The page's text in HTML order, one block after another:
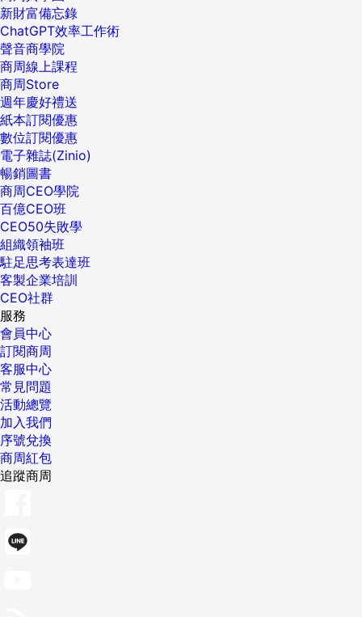
新財富備忘錄
ChatGPT效率工作術
聲音商學院
商周線上課程
商周Store
週年慶好禮送
紙本訂閱優惠
數位訂閱優惠
電子雜誌(Zinio)
暢銷圖書
商周CEO學院
百億CEO班
CEO50失敗學
組織領袖班
駐足思考表達班
客製企業培訓
CEO社群
服務
會員中心
訂閱商周
客服中心
常見問題
活動總覽
加入我們
序號兌換
商周紅包
追蹤商周